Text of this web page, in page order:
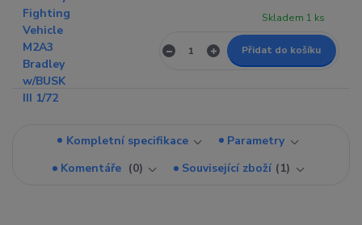
Skladem 1 ks
Přidat do košíku
Kompletní specifikace
Parametry
Komentáře
0 Související zboží 1